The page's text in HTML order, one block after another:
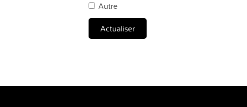
Autre
Actualiser